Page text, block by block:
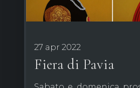
27 apr 2022
Fiera di Pavia